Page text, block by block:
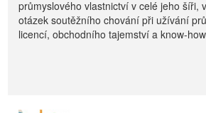
průmyslového vlastnictví v celé jeho šíři,
otázek soutěžního chování při užívání
licencí, obchodního tajemství a know-